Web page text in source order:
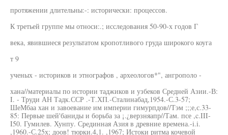
протяжении длительны:-: исторически: процессов.
К третьей группе мы относи:.; исследования 50-90-х годов Г
века, явившиеся результатом кропотливого груда широкого коуга
т 9
ученых - историков и этнографов , археологов*", ангрополо -
хана//материалы по истории таджиков и узбеков Средней Азии.-В:
I. - Труди АН Тадк.ССР .-Т.ХП.-Сталинабад,1954.-С.3-57;
ШеМбаа хан и завоевание им империи гимурпдов//Тэм ;;;е,с.33-
85: Первые шей'баниды и борьба за ¡.¿верзняапр//Там. псе ,c.III-
I50. Гумилев. Хунпу. Срединная Азия в древние времена.-i.i.
,1960.-С.25х; доов! тюрки.4,1. ,1967; Истоки ритма кочевой